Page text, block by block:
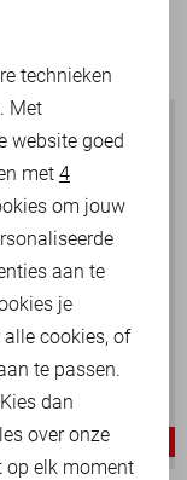
technieken
Met
website goed
met 4
om jouw
aan te
je
alle cookies, of
te passen.
dan
over onze
op elk moment